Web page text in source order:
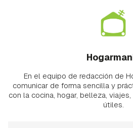
En el equipo de redacción de
comunicar de forma sencilla y
con la cocina, hogar, belleza,
útiles.